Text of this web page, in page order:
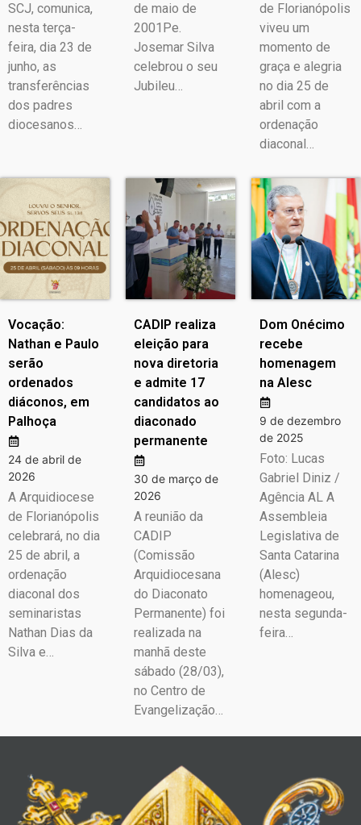
SCJ, comunica,
nesta terça-
feira, dia 23 de
junho, as
transferências
dos padres
diocesanos…
de maio de
2001Pe.
Josemar Silva
celebrou o seu
Jubileu…
de Florianópolis
viveu um
momento de
graça e alegria
no dia 25 de
abril com a
ordenação
diaconal…
Vocação:
Nathan e Paulo
serão
ordenados
diáconos, em
Palhoça
24 de abril de
2026
A Arquidiocese
de Florianópolis
celebrará, no dia
25 de abril, a
ordenação
diaconal dos
seminaristas
Nathan Dias da
Silva e…
CADIP realiza
eleição para
nova diretoria
e admite 17
candidatos ao
diaconado
permanente
30 de março de
2026
A reunião da
CADIP
(Comissão
Arquidiocesana
do Diaconato
Permanente) foi
realizada na
manhã deste
sábado (28/03),
no Centro de
Evangelização…
Dom Onécimo
recebe
homenagem
na Alesc
9 de dezembro
de 2025
Foto: Lucas
Gabriel Diniz /
Agência AL A
Assembleia
Legislativa de
Santa Catarina
(Alesc)
homenageou,
nesta segunda-
feira…